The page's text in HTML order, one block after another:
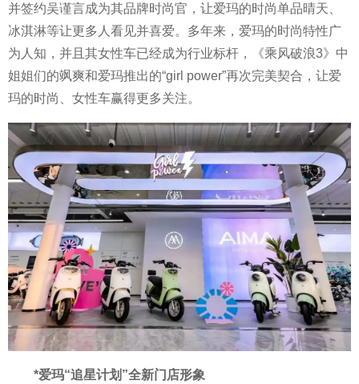
并签约吴谨言成为其品牌时尚官，让爱玛的时尚单品晴天、
冰淇淋等让更多人看见并喜爱。多年来，爱玛的时尚特性广
为人知，并且其女性车已经成为行业标杆，《乘风破浪3》中
姐姐们的飒爽和爱玛推出的“girl power”再次完美契合，让爱
玛的时尚、女性车赢得更多关注。
*爱玛“追星计划”全新门店形象